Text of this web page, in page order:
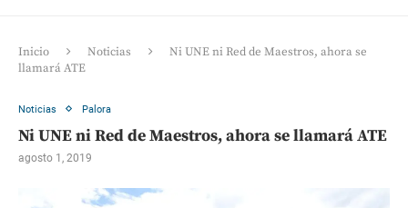
Inicio Noticias
Ni UNE ni Red de Maestros, ahora se
llamará ATE
Noticias Palora
Ni UNE ni Red de Maestros, ahora se llamará ATE
agosto 1, 2019